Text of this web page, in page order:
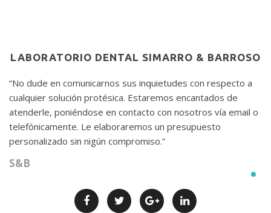
LABORATORIO DENTAL SIMARRO & BARROSO
No dude en comunicarnos sus inquietudes con respecto a
cualquier solución protésica. Estaremos encantados de
atenderle, poniéndose en contacto con nosotros vía email o
telefónicamente. Le elaboraremos un presupuesto
personalizado sin nigún compromiso.
S&B